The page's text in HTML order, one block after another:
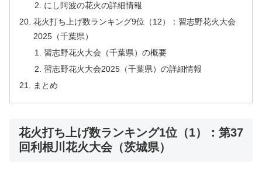
にし阿波の花火の詳細情報
花火打ち上げ数ランキング9位（12）：習志野花火大会
2025（千葉県）
習志野花火大会（千葉県）の概要
習志野花火大会2025（千葉県）の詳細情報
まとめ
花火打ち上げ数ランキング1位（1）：第37
回利根川花火大会（茨城県）